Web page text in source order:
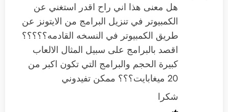
هل معنى هذا اني راح اقدر استغني عن
الكمبيوتر في تنزيل البرامج من الايتونز عن
طريق الكمبيوتر في النسخه القادمه؟؟؟؟؟
اقصد بالبرامج على سبيل المثال الالعاب
كبيرة الحجم والبرامج التي تكون اكبر من
20 ميغابايت؟؟؟ ممكن تفيدوني
شكرا